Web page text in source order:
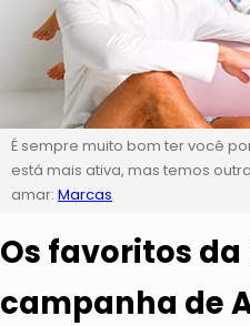
É sempre muito bom ter você
está mais ativa, mas temos
amar: Marcas
Os favoritos
campanha de